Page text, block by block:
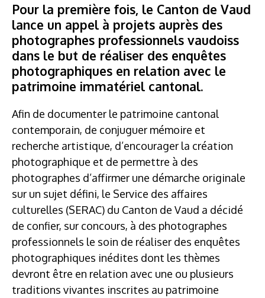
Pour la première fois, le Canton de Vaud
lance un appel à projets auprès des
photographes professionnels vaudoiss
dans le but de réaliser des enquêtes
photographiques en relation avec le
patrimoine immatériel cantonal.
Afin de documenter le patrimoine cantonal
contemporain, de conjuguer mémoire et
recherche artistique, d’encourager la création
photographique et de permettre à des
photographes d’affirmer une démarche originale
sur un sujet défini, le Service des affaires
culturelles (SERAC) du Canton de Vaud a décidé
de confier, sur concours, à des photographes
professionnels le soin de réaliser des enquêtes
photographiques inédites dont les thèmes
devront être en relation avec une ou plusieurs
traditions vivantes inscrites au patrimoine